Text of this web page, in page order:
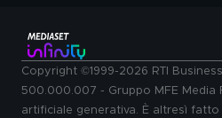
Copyright ©1999-2026 RTI
500.000.007 - Gruppo MFE
artificiale generativa. È altresì